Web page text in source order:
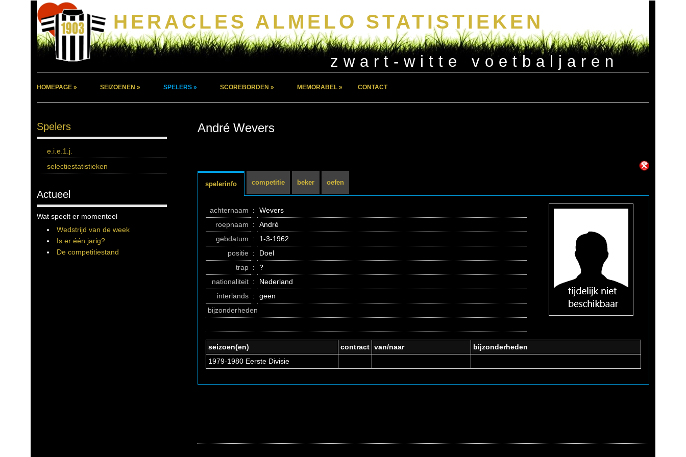
HERACLES ALMELO STATISTIEKEN
zwart-witte voetbaljaren
HOMEPAGE » SEIZOENEN » SPELERS » SCOREBORDEN » MEMORABEL » CONTACT
Spelers
e.i.e.1.j.
selectiestatistieken
Actueel
Wat speelt er momenteel
Wedstrijd van de week
Is er één jarig?
De competitiestand
André Wevers
spelerinfo competitie beker oefen
achternaam :
Wevers
roepnaam
:
André
gebdatum
:
1-3-1962
positie :
Doel
trap :
?
nationaliteit :
Nederland
interlands :
geen
bijzonderheden
seizoen(en) contract van/naar
bijzonderheden
1979-1980 Eerste Divisie